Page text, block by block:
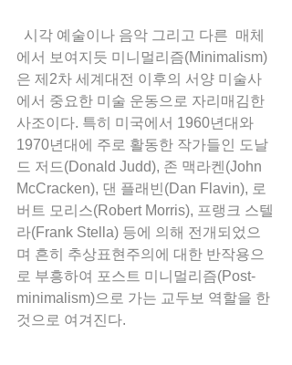
에서 보여지듯 미니멀리즘(Minimalism)
은 제2차 세계대전 이후의 서양 미술사
에서 중요한 미술 운동으로 자리매김한
사조이다. 특히 미국에서 1960년대와
1970년대에 주로 활동한 작가들인 도날
드 저드(Donald Judd), 존 맥라켄(John
McCracken), 댄 플래빈(Dan Flavin), 로
버트 모리스(Robert Morris), 프랭크 스텔
라(Frank Stella) 등에 의해 전개되었으
며 흔히 추상표현주의에 대한 반작용으
로 부흥하여 포스트 미니멀리즘(Post-
minimalism)으로 가는 교두보 역할을 한
것으로 여겨진다.